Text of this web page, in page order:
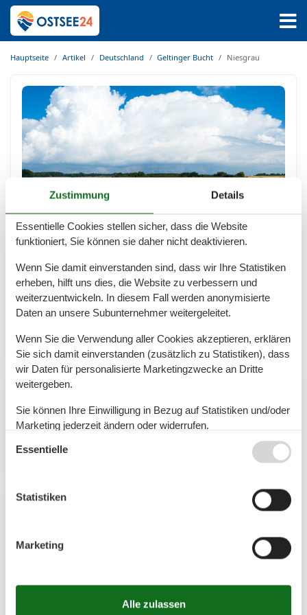
Hauptseite Artikel Deutschland Geltinger Bucht Niesgrau
Ferienwohnungen Niesgrau
Ruhe und pure Tiefenentspannung an der Geltinger
Bucht Niesgrau liegt ganz im Norden Deutschlands
und ist ein ruhiger und friedlicher Ferienort in der
Geltinger Bucht an der Ostsee, wo Sie
Mehr erfahren
Alle
Artikel
Geografien
Geltinger Bucht
Zustimmung Details
Essentielle Cookies stellen sicher, dass die Website
funktioniert, Sie können sie daher nicht deaktivieren.
Wenn Sie damit einverstanden sind, dass wir Ihre Statistiken
erheben, hilft uns dies, die Website zu verbessern und
weiterzuentwickeln. In diesem Fall werden anonymisierte
Daten an unsere Subunternehmer weitergeleitet.
Wenn Sie die Verwendung aller Cookies akzeptieren, erklären
Sie sich damit einverstanden (zusätzlich zu Statistiken), dass
wir Daten für personalisierte Marketingzwecke an Dritte
weitergeben.
Sie können Ihre Einwilligung in Bezug auf Statistiken und/oder
Marketing jederzeit ändern oder widerrufen.
Siehe auch unsere
Essentielle
Statistiken
Marketing